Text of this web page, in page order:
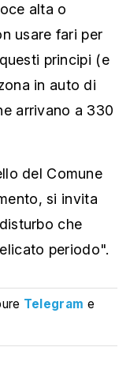
alta o
usare fari per
principi (e
in auto di
arrivano a 330
del Comune
si invita
che
periodo".
Telegram e